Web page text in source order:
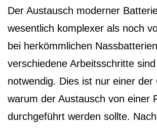
Der Austausch moderner
wesentlich komplexer als noch
bei herkömmlichen
verschiedene Arbeitsschritte
notwendig. Dies ist nur einer der
warum der Austausch von einer
durchgeführt werden sollte.